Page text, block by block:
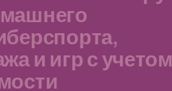
и игр с учетом